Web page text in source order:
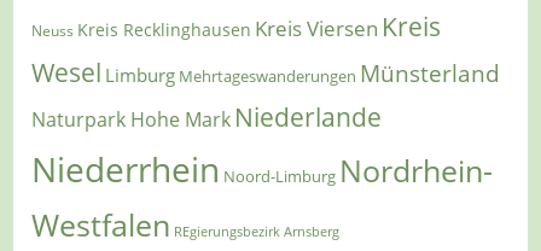
Neuss Kreis Recklinghausen Kreis Viersen Kreis
Wesel Limburg Mehrtageswanderungen Münsterland
Naturpark Hohe Mark Niederlande
Niederrhein Noord-Limburg Nordrhein-
Westfalen REgierungsbezirk Arnsberg